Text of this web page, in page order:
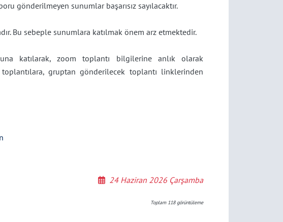
gönderilmeyen sunumlar başarısız sayılacaktır.
Bu sebeple sunumlara katılmak önem arz etmektedir.
katılarak, zoom toplantı bilgilerine anlık olarak
gruptan gönderilecek toplantı linklerinden
24 Haziran 2026 Çarşamba
Toplam 118görüntüleme